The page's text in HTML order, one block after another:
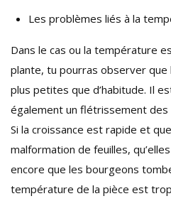
Les problèmes liés à la
Dans le cas ou la température
plante, tu pourras observer
plus petites que d’habitude. Il
également un flétrissement des
Si la croissance est rapide et
malformation de feuilles,
encore que les bourgeons
température de la pièce est